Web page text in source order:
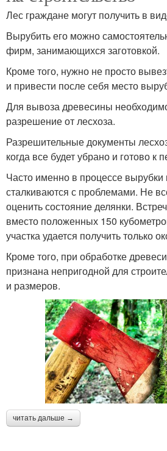
Лес граждане могут получить в
Вырубить его можно
фирм, занимающихся заготовкой.
Кроме того, нужно не просто
и привести после себя место
Для вывоза древесины
разрешение от лесхоза.
Разрешительные документы
когда все будет убрано и готово к
Часто именно в процессе вырубки
сталкиваются с проблемами. Не
оценить состояние делянки.
вместо положенных 150
участка удается получить только
Кроме того, при обработке
признана непригодной для
и размеров.
читать дальше →